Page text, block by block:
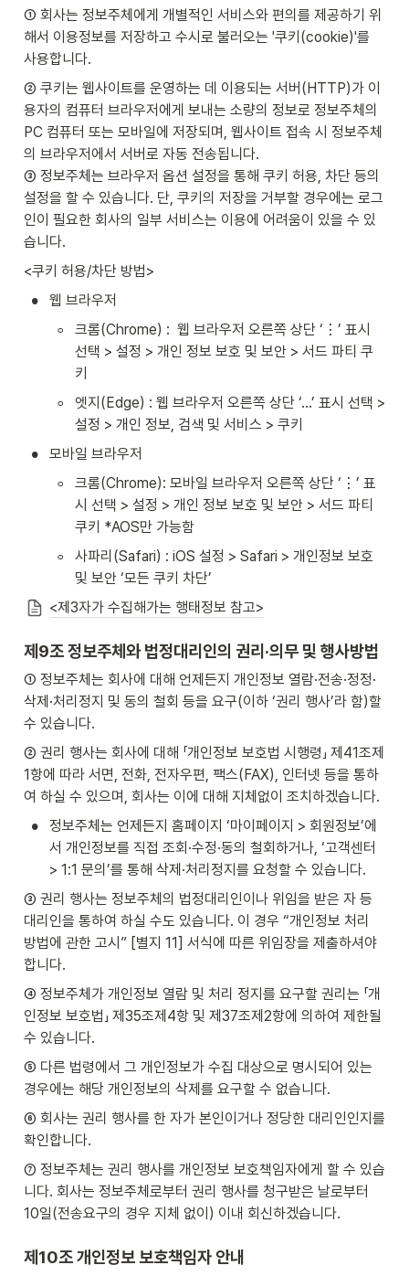
① 회사는 정보주체에게 개별적인 서비스와 편의를 제공하기 위
해서 이용정보를 저장하고 수시로 불러오는 '쿠키(cookie)'를
사용합니다.
② 쿠키는 웹사이트를 운영하는 데 이용되는 서버(HTTP)가 이
용자의 컴퓨터 브라우저에게 보내는 소량의 정보로 정보주체의
PC 컴퓨터 또는 모바일에 저장되며, 웹사이트 접속 시 정보주체
의 브라우저에서 서버로 자동 전송됩니다.
③ 정보주체는 브라우저 옵션 설정을 통해 쿠키 허용, 차단 등의
설정을 할 수 있습니다. 단, 쿠키의 저장을 거부할 경우에는 로그
인이 필요한 회사의 일부 서비스는 이용에 어려움이 있을 수 있
습니다.
<쿠키 허용/차단 방법>
• 웹 브라우저
◦
크롬(Chrome) :  웹 브라우저 오른쪽 상단 ‘⋮’ 표시
선택 > 설정 > 개인 정보 보호 및 보안 > 서드 파티 쿠
키
◦
엣지(Edge) : 웹 브라우저 오른쪽 상단 ‘…’ 표시 선택 >
설정 > 개인 정보, 검색 및 서비스 > 쿠키
• 모바일 브라우저
◦
크롬(Chrome): 모바일 브라우저 오른쪽 상단 ‘⋮’ 표
시 선택 > 설정 > 개인 정보 보호 및 보안 > 서드 파티
쿠키 *AOS만 가능함
◦
사파리(Safari) : iOS 설정 > Safari > 개인정보 보호
및 보안 ‘모든 쿠키 차단’
<제3자가 수집해가는 행태정보 참고>
제9조 정보주체와 법정대리인의 권리·의무 및 행사방법
① 정보주체는 회사에 대해 언제든지 개인정보 열람·전송·정정·
삭제·처리정지 및 동의 철회 등을 요구(이하 ‘권리 행사’라 함)할
수 있습니다.
② 권리 행사는 회사에 대해 「개인정보 보호법 시행령」 제41조제
1항에 따라 서면, 전화, 전자우편, 팩스(FAX), 인터넷 등을 통하
여 하실 수 있으며, 회사는 이에 대해 지체없이 조치하겠습니다.
•
정보주체는 언제든지 홈페이지 ‘마이페이지 > 회원정보’에
서 개인정보를 직접 조회·수정·동의 철회하거나, ‘고객센터
> 1:1 문의’를 통해 삭제·처리정지를 요청할 수 있습니다.
③ 권리 행사는 정보주체의 법정대리인이나 위임을 받은 자 등
대리인을 통하여 하실 수도 있습니다. 이 경우 “개인정보 처리
방법에 관한 고시” [별지 11] 서식에 따른 위임장을 제출하셔야
합니다.
④ 정보주체가 개인정보 열람 및 처리 정지를 요구할 권리는 「개
인정보 보호법」 제35조제4항 및 제37조제2항에 의하여 제한될
수 있습니다.
⑤ 다른 법령에서 그 개인정보가 수집 대상으로 명시되어 있는
경우에는 해당 개인정보의 삭제를 요구할 수 없습니다.
⑥ 회사는 권리 행사를 한 자가 본인이거나 정당한 대리인인지를
확인합니다.
⑦ 정보주체는 권리 행사를 개인정보 보호책임자에게 할 수 있습
니다. 회사는 정보주체로부터 권리 행사를 청구받은 날로부터
10일(전송요구의 경우 지체 없이) 이내 회신하겠습니다.
제10조 개인정보 보호책임자 안내